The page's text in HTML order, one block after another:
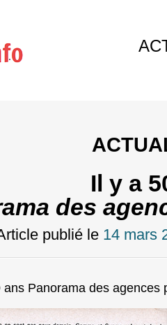
Il y a
des
publié le 14 mars
ans Panorama des agences